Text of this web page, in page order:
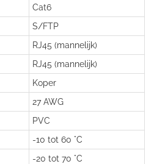
Cat6
S/FTP
RJ45 (mannelijk)
RJ45 (mannelijk)
Koper
27 AWG
PVC
-10 tot 60 °C
-20 tot 70 °C